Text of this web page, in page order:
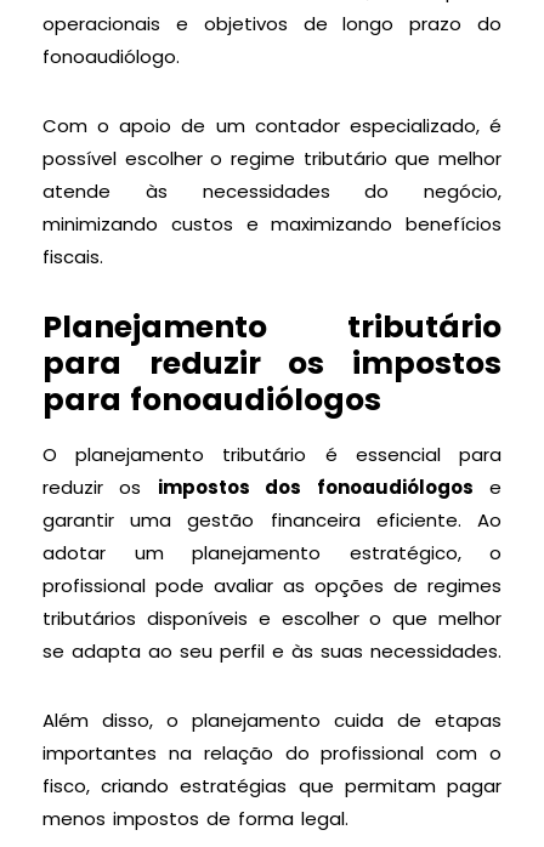
operacionais e objetivos de longo prazo do
fonoaudiólogo.
Com o apoio de um contador especializado, é
possível escolher o regime tributário que melhor
atende às necessidades do negócio,
minimizando custos e maximizando benefícios
fiscais.
Planejamento tributário
para reduzir os impostos
para fonoaudiólogos
O planejamento tributário é essencial para
reduzir os impostos dos fonoaudiólogos e
garantir uma gestão financeira eficiente. Ao
adotar um planejamento estratégico, o
profissional pode avaliar as opções de regimes
tributários disponíveis e escolher o que melhor
se adapta ao seu perfil e às suas necessidades.
Além disso, o planejamento cuida de etapas
importantes na relação do profissional com o
fisco, criando estratégias que permitam pagar
menos impostos de forma legal.